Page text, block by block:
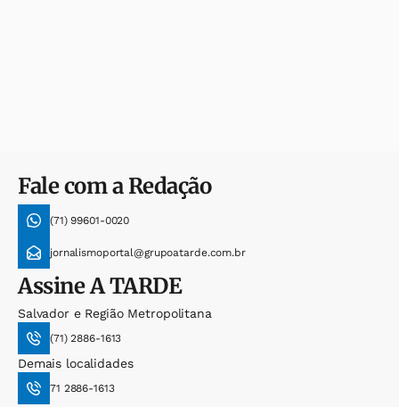
Fale com a Redação
(71) 99601-0020
jornalismoportal@grupoatarde.com.br
AssineA TARDE
Salvador e Região Metropolitana
(71) 2886-1613
Demais localidades
71 2886-1613